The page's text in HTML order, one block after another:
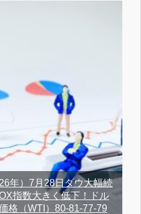
年）7月28日ダウ大幅続
指数大きく低下！ドル
格（WTI）80-81-77-79